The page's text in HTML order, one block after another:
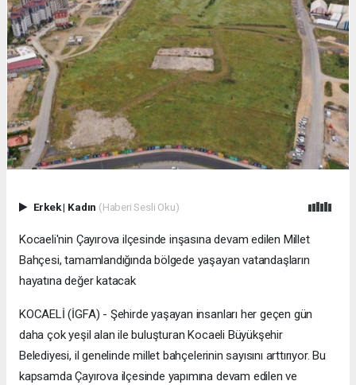
Erkek| Kadın (Haberi Sesli Oku)
Kocaeli'nin Çayırova ilçesinde inşasına devam edilen Millet
Bahçesi, tamamlandığında bölgede yaşayan vatandaşların
hayatına değer katacak
KOCAELİ (İGFA) - Şehirde yaşayan insanları her geçen gün
daha çok yeşil alan ile buluşturan Kocaeli Büyükşehir
Belediyesi, il genelinde millet bahçelerinin sayısını arttırıyor. Bu
kapsamda Çayırova ilçesinde yapımına devam edilen ve